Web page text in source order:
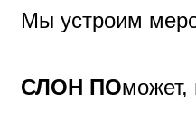
Мы устроим
СЛОН ПОможет,